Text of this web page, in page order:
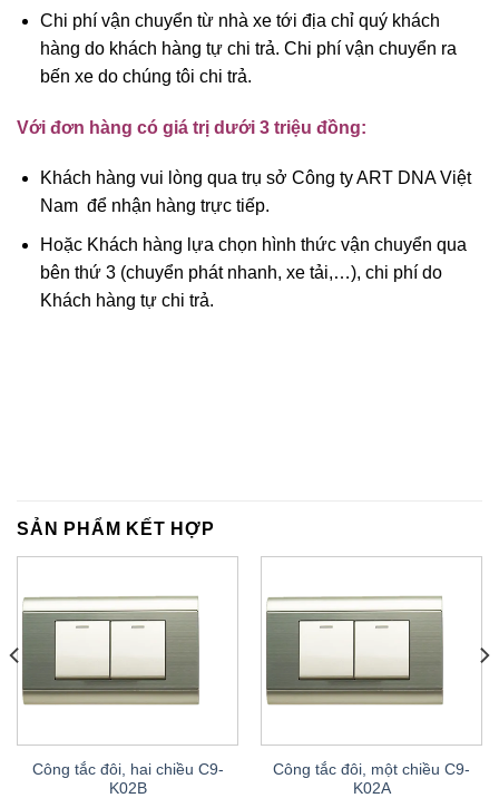
Chi phí vận chuyển từ nhà xe tới địa chỉ quý khách
hàng do khách hàng tự chi trả. Chi phí vận chuyển ra
bến xe do chúng tôi chi trả.
Với đơn hàng có giá trị dưới 3 triệu đồng:
Khách hàng vui lòng qua trụ sở Công ty ART DNA Việt
Nam để nhận hàng trực tiếp.
Hoặc Khách hàng lựa chọn hình thức vận chuyển qua
bên thứ 3 (chuyển phát nhanh, xe tải,…), chi phí do
Khách hàng tự chi trả.
SẢN PHẨM KẾT HỢP
Công tắc đôi, hai chiều C9-
K02B
Công tắc đôi, một chiều C9-
K02A